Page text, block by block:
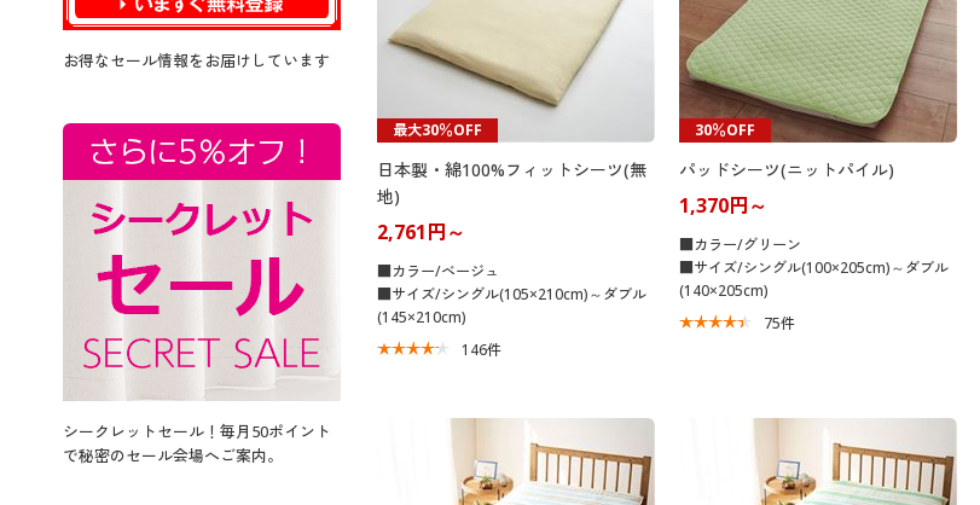
最大30％OFF
日本製・綿100%フィットシーツ(無
地)
2,761円～
■カラー/ベージュ
■サイズ/シングル(105×210cm)～ダブル
(145×210cm)
146件
30％OFF
パッドシーツ(ニットパイル)
1,370円～
■カラー/グリーン
■サイズ/シングル(100×205cm)～ダブル
(140×205cm)
75件
お得なセール情報をお届けしています
シークレットセール！毎月50ポイント
で秘密のセール会場へご案内。